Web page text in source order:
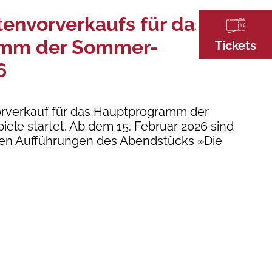
Tickets
für das
der Sommer-
für das Hauptprogramm der
startet. Ab dem 15. Februar 2026 sind
Aufführungen des Abendstücks »Die